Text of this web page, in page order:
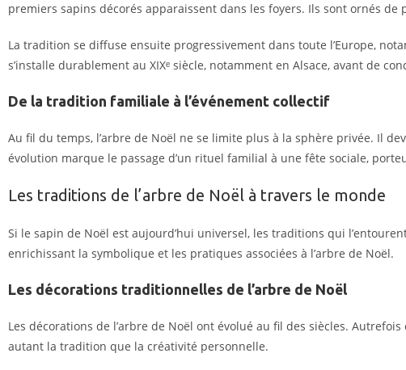
premiers sapins décorés apparaissent dans les foyers. Ils sont ornés
La tradition se diffuse ensuite progressivement dans toute l’Europe,
s’installe durablement au XIXᵉ siècle, notamment en Alsace, avant de
De la tradition familiale à l’événement collectif
Au fil du temps, l’arbre de Noël ne se limite plus à la sphère privée. Il
évolution marque le passage d’un rituel familial à une fête sociale,
Les traditions de l’arbre de Noël à travers le monde
Si le sapin de Noël est aujourd’hui universel, les traditions qui
enrichissant la symbolique et les pratiques associées à l’arbre de Noël.
Les décorations traditionnelles de l’arbre de Noël
Les décorations de l’arbre de Noël ont évolué au fil des siècles.
autant la tradition que la créativité personnelle.